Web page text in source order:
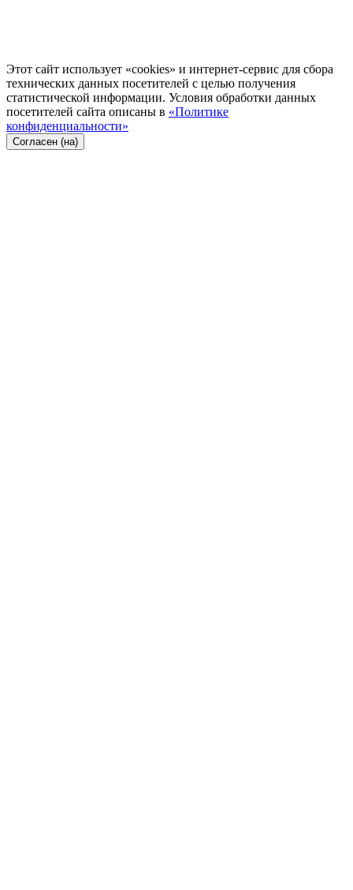
Этот сайт использует «cookies» и интернет-сервис для сбора
технических данных посетителей с целью получения
статистической информации. Условия обработки данных
посетителей сайта описаны в «Политике
конфиденциальности»
Согласен (на)